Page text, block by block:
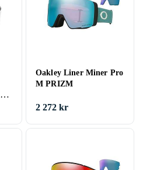
Skidglasögon, Anti-imsystem, Dubbla linser, UV-skydd, Hjälmkompatibel, Kan användas ovanpå glasögon (OTG), Vuxen
Oakley Liner Miner Pro
M PRIZM
2 272 kr